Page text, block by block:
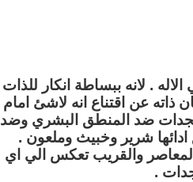
. لانه ببساطة انكار للذات
ذاته عن اقتناع انه لاشئ امام
ضد المنطق البشري وضد
ادائها شرير وخبيث وملعون .
المعاصر والقريب تعكس الي اي
.